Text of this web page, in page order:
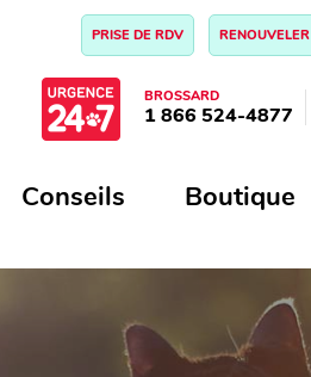
PRISE DE RDV RENOUVELER
BROSSARD
1 866 524-4877
Conseils Boutique